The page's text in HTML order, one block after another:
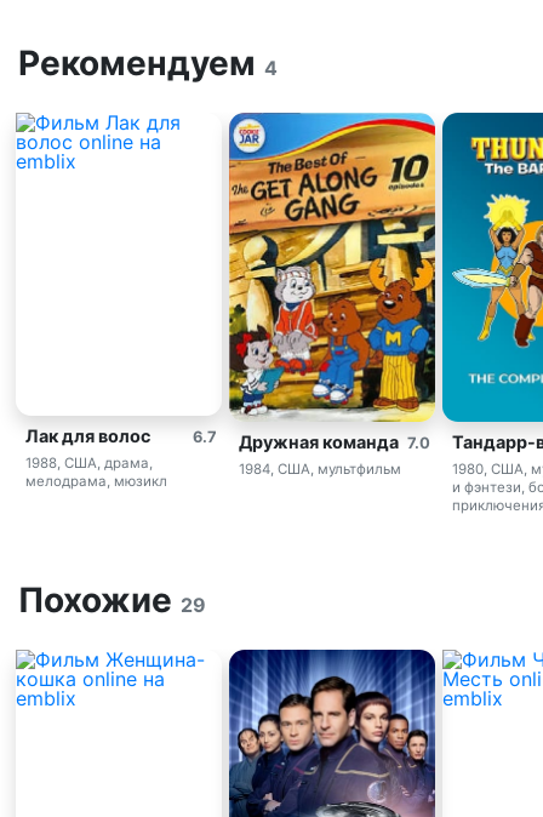
Рекомендуем 4
6.7
Лак для волос
1988, США, драма,
мелодрама, мюзикл
7.0
Дружная команда
1984, США, мультфильм
Тандарр-
1980, США,
и фэнтези,
Похожие 29